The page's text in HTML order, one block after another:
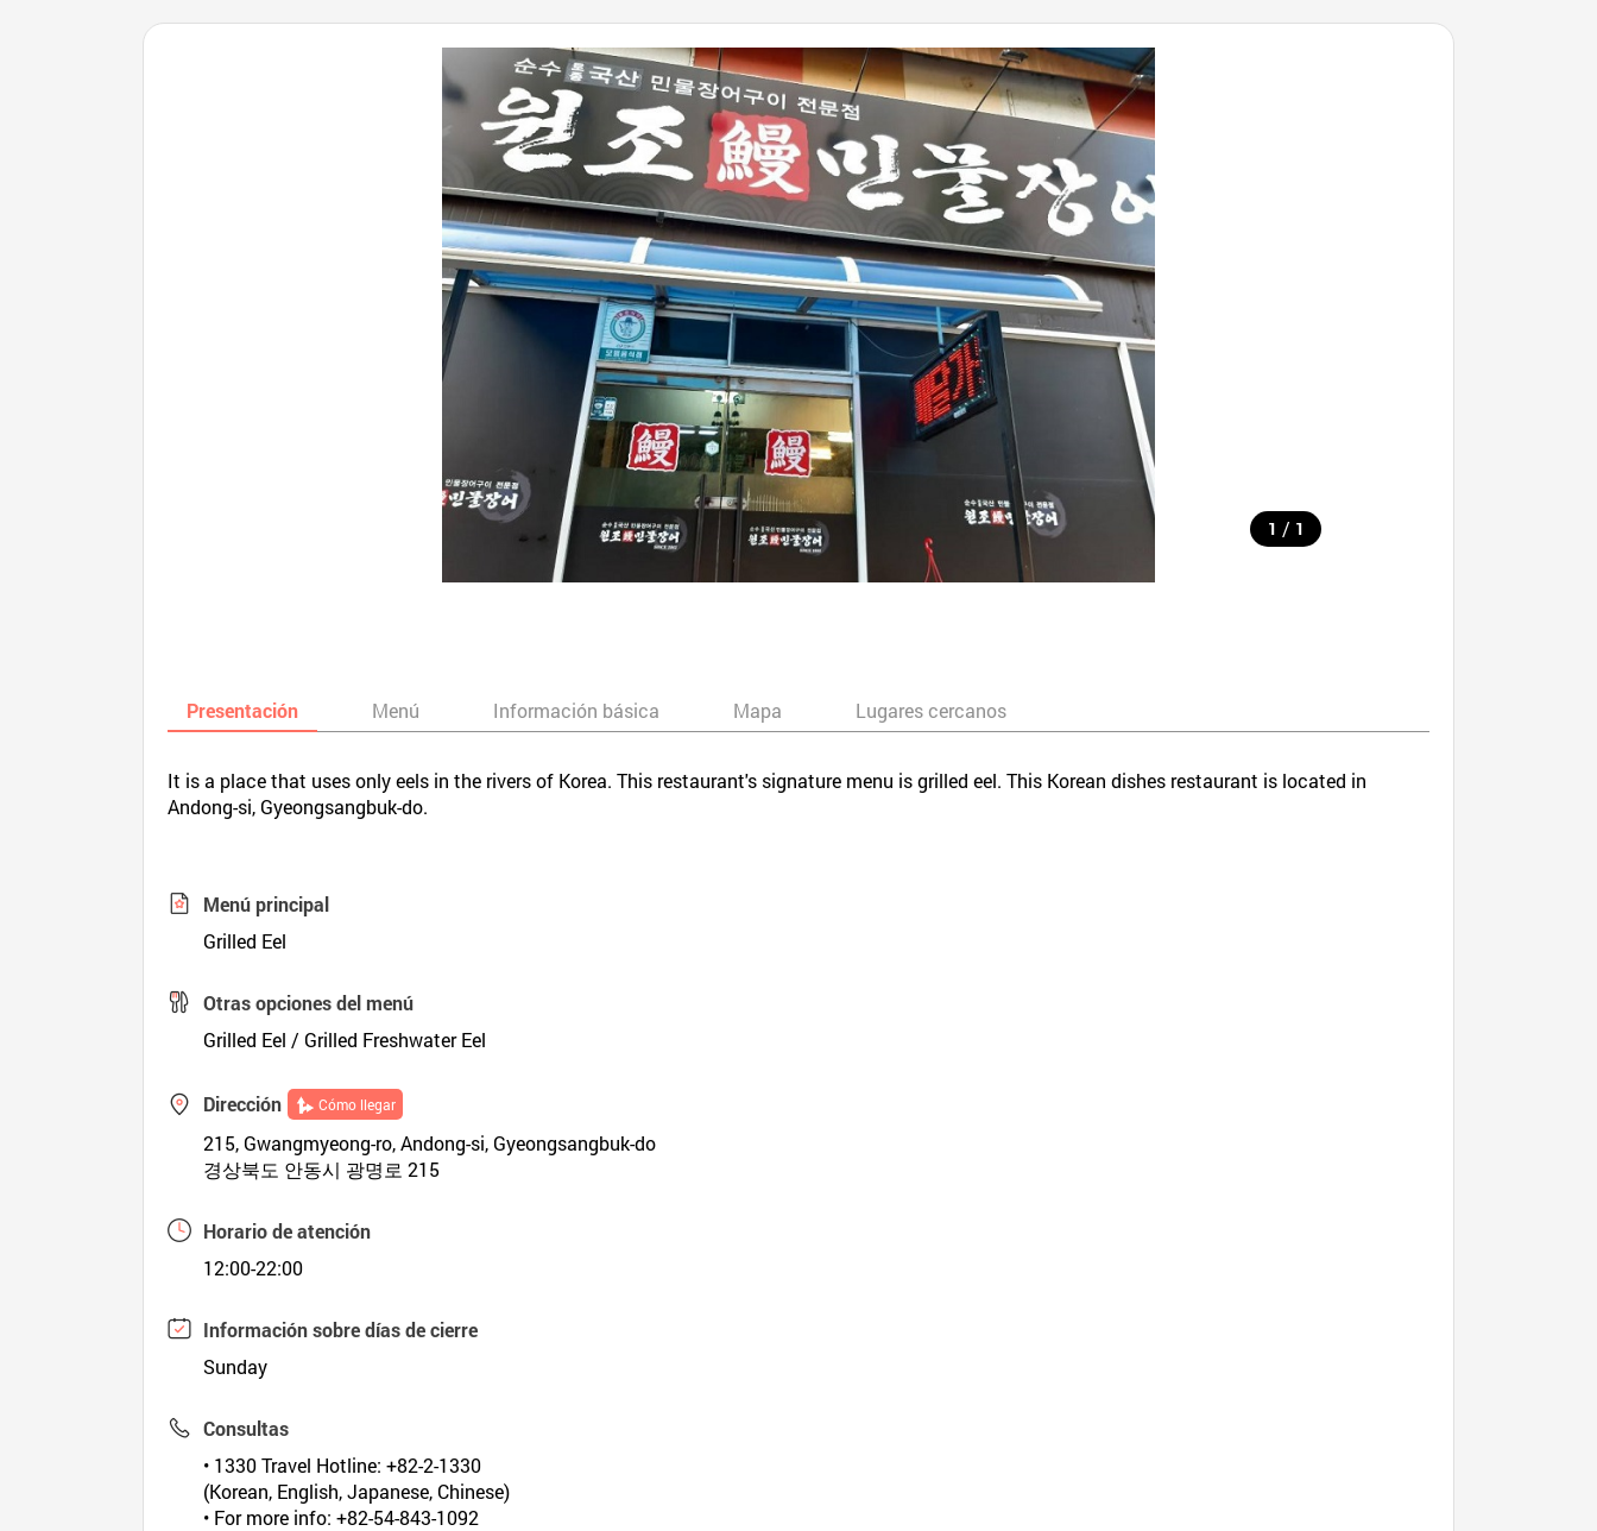
1 / 1
Presentación Menú Información básica Mapa Lugares cercanos
It is a place that uses only eels in the rivers of Korea. This restaurant's signature menu is grilled eel. This Korean dishes restaurant is located in
Andong-si, Gyeongsangbuk-do.
Menú principal
Grilled Eel
Otras opciones del menú
Grilled Eel / Grilled Freshwater Eel
Dirección Cómo llegar
215, Gwangmyeong-ro, Andong-si, Gyeongsangbuk-do
경상북도 안동시 광명로 215
Horario de atención
12:00-22:00
Información sobre días de cierre
Sunday
Consultas
• 1330 Travel Hotline: +82-2-1330
(Korean, English, Japanese, Chinese)
• For more info: +82-54-843-1092